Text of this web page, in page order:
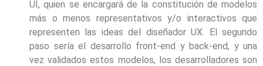
UI, quien se encargará de la constitución de modelos
más o menos representativos y/o interactivos que
representen las ideas del diseñador UX. El segundo
paso sería el desarrollo front-end y back-end, y una
vez validados estos modelos, los desarrolladores son